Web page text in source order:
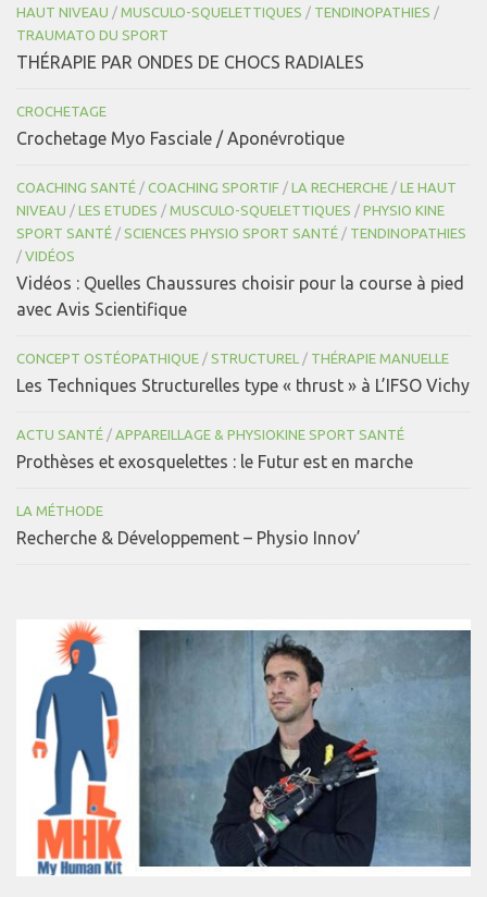
HAUT NIVEAU / MUSCULO-SQUELETTIQUES / TENDINOPATHIES /
TRAUMATO DU SPORT
THÉRAPIE PAR ONDES DE CHOCS RADIALES
CROCHETAGE
Crochetage Myo Fasciale / Aponévrotique
COACHING SANTÉ / COACHING SPORTIF / LA RECHERCHE / LE HAUT
NIVEAU / LES ETUDES / MUSCULO-SQUELETTIQUES / PHYSIO KINE
SPORT SANTÉ / SCIENCES PHYSIO SPORT SANTÉ / TENDINOPATHIES
/ VIDÉOS
Vidéos : Quelles Chaussures choisir pour la course à pied
avec Avis Scientifique
CONCEPT OSTÉOPATHIQUE / STRUCTUREL / THÉRAPIE MANUELLE
Les Techniques Structurelles type « thrust » à L’IFSO Vichy
ACTU SANTÉ / APPAREILLAGE & PHYSIOKINE SPORT SANTÉ
Prothèses et exosquelettes : le Futur est en marche
LA MÉTHODE
Recherche & Développement – Physio Innov’